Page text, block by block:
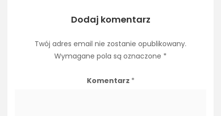
Dodaj komentarz
Twój adres email nie zostanie opublikowany.
Wymagane pola są oznaczone *
Komentarz *